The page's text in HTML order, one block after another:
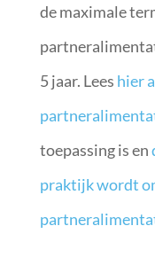
de maximale
5 jaar. Lees hier
toepassing is en
praktijk wordt